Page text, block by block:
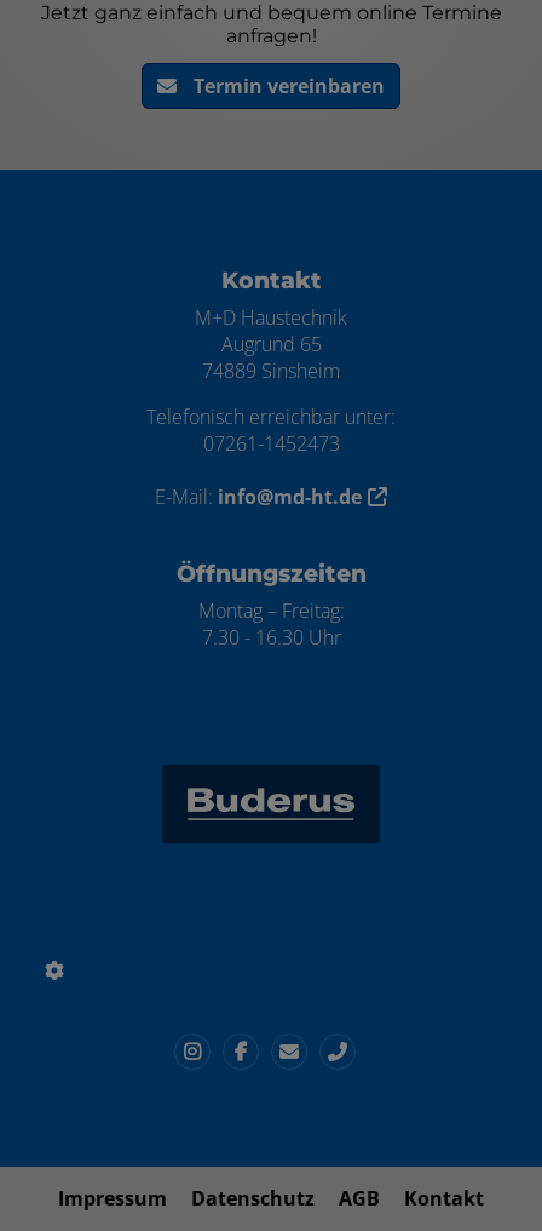
Jetzt ganz einfach und bequem online Termine
anfragen!
Termin vereinbaren
Kontakt
M+D Haustechnik
Augrund 65
74889 Sinsheim
Telefonisch erreichbar unter:
07261-1452473
E-Mail: info@md-ht.de
Öffnungszeiten
Montag – Freitag:
7.30 - 16.30 Uhr
Impressum Datenschutz AGB Kontakt